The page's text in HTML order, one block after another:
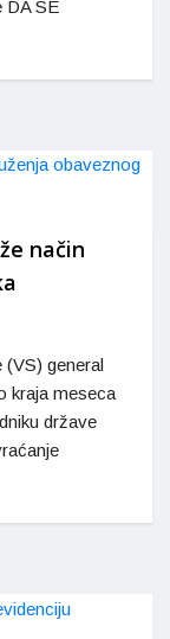
DA SE
način
(VS) general
kraja meseca
države